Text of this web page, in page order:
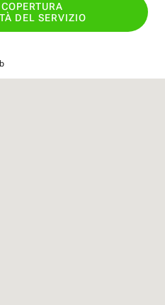
DEL SERVIZIO